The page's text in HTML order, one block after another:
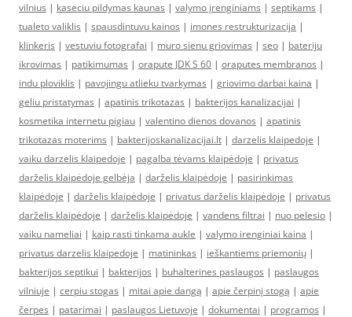
vilnius | kaseciu pildymas kaunas | valymo įrenginiams | septikams |
tualeto valiklis | spausdintuvu kainos | imones restrukturizacija |
klinkeris | vestuviu fotografai | muro sienu griovimas | seo | bateriju
ikrovimas | patikimumas | orapute JDK S 60 | oraputes membranos |
indu ploviklis | pavojingu atlieku tvarkymas | griovimo darbai kaina |
geliu pristatymas | apatinis trikotazas | bakterijos kanalizacijai |
kosmetika internetu pigiau | valentino dienos dovanos | apatinis
trikotazas moterims | bakterijoskanalizacijai.lt | darzelis klaipedoje |
vaiku darzelis klaipedoje | pagalba tėvams klaipėdoje | privatus
darželis klaipėdoje gelbėja | darželis klaipėdoje | pasirinkimas
klaipėdoje | darželis klaipėdoje | privatus darželis klaipėdoje | privatus
darželis klaipėdoje | darželis klaipėdoje | vandens filtrai | nuo pelesio |
vaiku nameliai | kaip rasti tinkama aukle | valymo irenginiai kaina |
privatus darzelis klaipedoje | matininkas | ieškantiems priemonių |
bakterijos septikui | bakterijos | buhalterines paslaugos | paslaugos
vilniuje | cerpiu stogas | mitai apie dangą | apie čerpinį stogą | apie
čerpes | patarimai | paslaugos Lietuvoje | dokumentai | programos |